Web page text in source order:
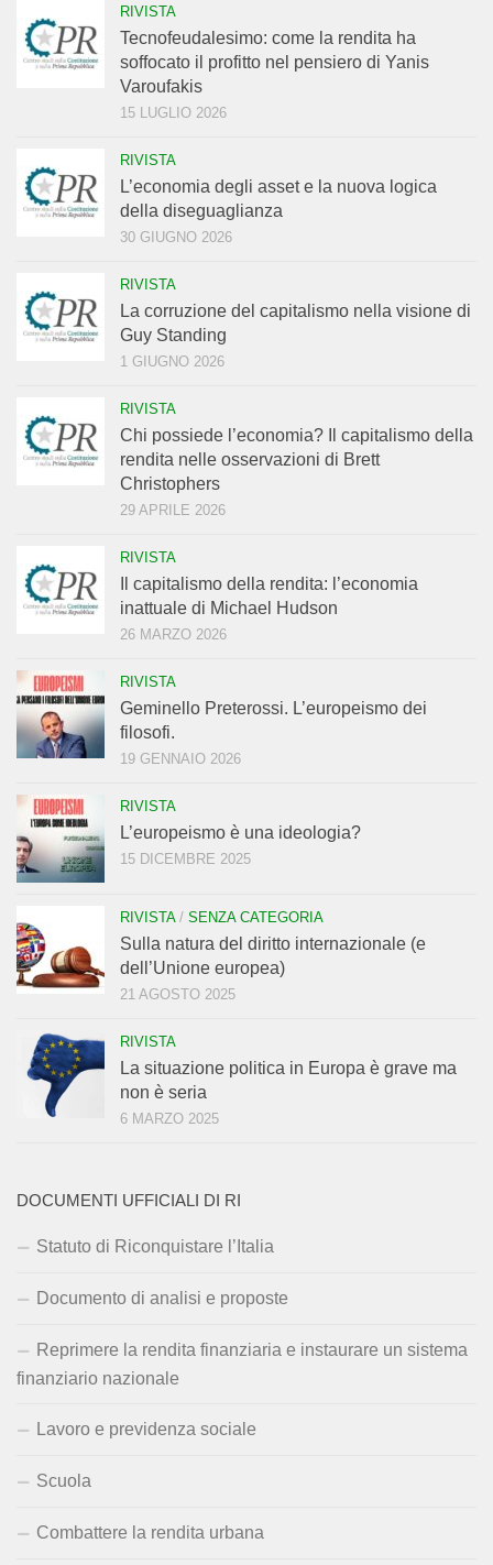
RIVISTA
Tecnofeudalesimo: come la rendita ha
soffocato il profitto nel pensiero di Yanis
Varoufakis
15 LUGLIO 2026
RIVISTA
L’economia degli asset e la nuova logica
della diseguaglianza
30 GIUGNO 2026
RIVISTA
La corruzione del capitalismo nella visione di
Guy Standing
1 GIUGNO 2026
RIVISTA
Chi possiede l’economia? Il capitalismo della
rendita nelle osservazioni di Brett
Christophers
29 APRILE 2026
RIVISTA
Il capitalismo della rendita: l’economia
inattuale di Michael Hudson
26 MARZO 2026
RIVISTA
Geminello Preterossi. L’europeismo dei
filosofi.
19 GENNAIO 2026
RIVISTA
L’europeismo è una ideologia?
15 DICEMBRE 2025
RIVISTA/ SENZA CATEGORIA
Sulla natura del diritto internazionale (e
dell’Unione europea)
21 AGOSTO 2025
RIVISTA
La situazione politica in Europa è grave ma
non è seria
6 MARZO 2025
DOCUMENTI UFFICIALI DI RI
Statuto di Riconquistare l’Italia
Documento di analisi e proposte
Reprimere la rendita finanziaria e instaurare un sistema
finanziario nazionale
Lavoro e previdenza sociale
Scuola
Combattere la rendita urbana